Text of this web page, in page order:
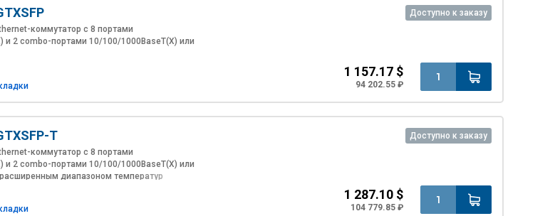
Доступно к заказу
коммутатор с 8 портами
и 2 combo-портами 10/100/1000BaseT(X) или
1 157.17 $
94 202.55 ₽
Доступно к заказу
T
коммутатор с 8 портами
и 2 combo-портами 10/100/1000BaseT(X) или
диапазоном температур
1 287.10 $
104 779.85 ₽